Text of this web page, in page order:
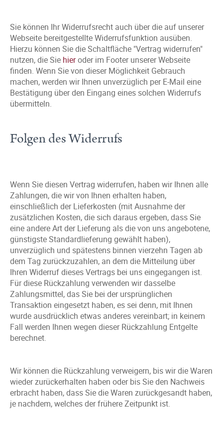
Sie können Ihr Widerrufsrecht auch über die auf unserer
Webseite bereitgestellte Widerrufsfunktion ausüben.
Hierzu können Sie die Schaltfläche "Vertrag widerrufen"
nutzen, die Sie hieroder im Footer unserer Webseite
finden. Wenn Sie von dieser Möglichkeit Gebrauch
machen, werden wir Ihnen unverzüglich per E-Mail eine
Bestätigung über den Eingang eines solchen Widerrufs
übermitteln.
Folgen des Widerrufs
Wenn Sie diesen Vertrag widerrufen, haben wir Ihnen alle
Zahlungen, die wir von Ihnen erhalten haben,
einschließlich der Lieferkosten (mit Ausnahme der
zusätzlichen Kosten, die sich daraus ergeben, dass Sie
eine andere Art der Lieferung als die von uns angebotene,
günstigste Standardlieferung gewählt haben),
unverzüglich und spätestens binnen vierzehn Tagen ab
dem Tag zurückzuzahlen, an dem die Mitteilung über
Ihren Widerruf dieses Vertrags bei uns eingegangen ist.
Für diese Rückzahlung verwenden wir dasselbe
Zahlungsmittel, das Sie bei der ursprünglichen
Transaktion eingesetzt haben, es sei denn, mit Ihnen
wurde ausdrücklich etwas anderes vereinbart; in keinem
Fall werden Ihnen wegen dieser Rückzahlung Entgelte
berechnet.
Wir können die Rückzahlung verweigern, bis wir die Waren
wieder zurückerhalten haben oder bis Sie den Nachweis
erbracht haben, dass Sie die Waren zurückgesandt haben,
je nachdem, welches der frühere Zeitpunkt ist.